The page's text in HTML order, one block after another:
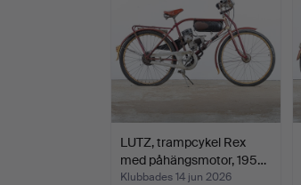
LUTZ, trampcykel Rex
med påhängsmotor, 195…
Klubbades 14 jun 2026